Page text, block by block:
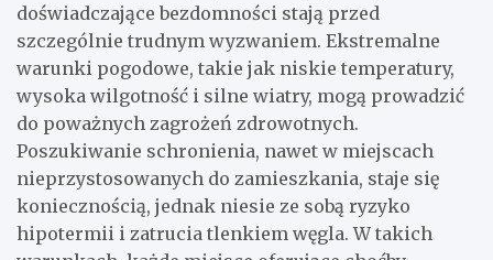
doświadczające bezdomności stają przed
szczególnie trudnym wyzwaniem. Ekstremalne
warunki pogodowe, takie jak niskie temperatury,
wysoka wilgotność i silne wiatry, mogą prowadzić
do poważnych zagrożeń zdrowotnych.
Poszukiwanie schronienia, nawet w miejscach
nieprzystosowanych do zamieszkania, staje się
koniecznością, jednak niesie ze sobą ryzyko
hipotermii i zatrucia tlenkiem węgla. W takich